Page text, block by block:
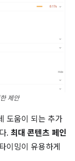
제안
도움이 되는 추가
. 최대 콘텐츠 페인
이밍이 유용하게